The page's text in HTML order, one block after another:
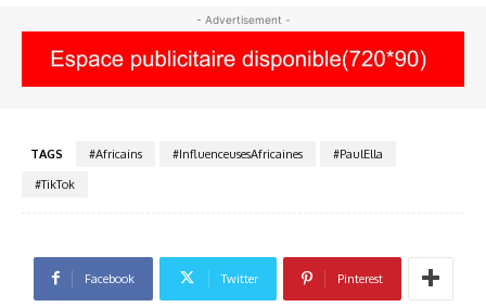
- Advertisement -
TAGS #Africains #InfluenceusesAfricaines
#PaulElla
#TikTok
Facebook Twitter Pinterest